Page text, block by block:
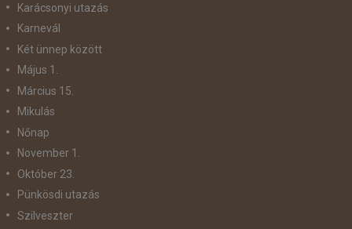
Karácsonyi utazás
Karnevál
Két ünnep között
Május 1.
Március 15.
Mikulás
Nőnap
November 1.
Október 23.
Pünkösdi utazás
Szilveszter